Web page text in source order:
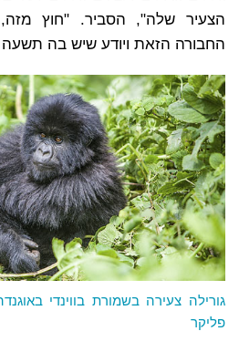
הצעיר שלה", הסביר. "חוץ
החבורה הזאת ויודע שיש בה
גורילה צעירה בשמורת בווינדי
פליקר